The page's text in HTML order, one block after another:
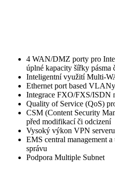
4 WAN/DMZ porty pro
úplné kapacity šířky
Inteligentní využití Multi-
Ethernet port based
Integrace FXO/FXS/ISDN
Quality of Service (QoS)
CSM (Content Security
před modifikací či odcizení
Vysoký výkon VPN
EMS central management
správu
Podpora Multiple Subnet